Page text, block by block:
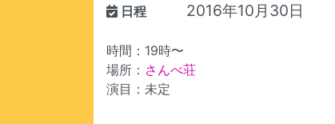
日程 2016年10月30日
時間：19時〜
場所： さんべ荘
演目：未定